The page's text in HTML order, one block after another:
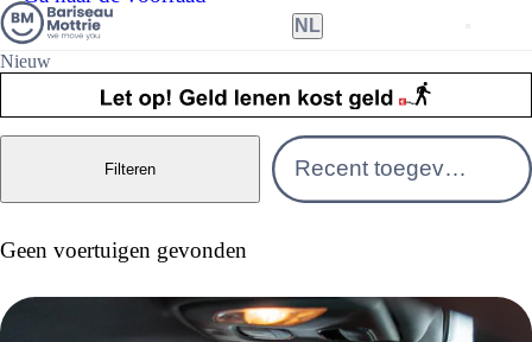
NL
Français
Nieuw
Geen voertuigen gevonden
Filteren